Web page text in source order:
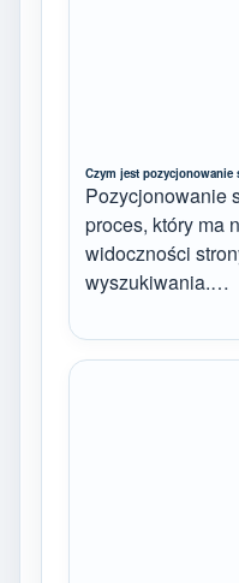
Czym jest
Pozycjonowanie
proces, który ma
widoczności
wyszukiwania.…